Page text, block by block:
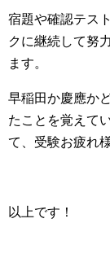
宿題や確認テス
クに継続して努
ます。
早稲田か慶應か
たことを覚えて
て、受験お疲れ
以上です！